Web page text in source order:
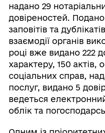
надано 29
довіреностей.
заповітів та
взаємодії органів
році вже видано 222
характеру, 150
соціальних справ,
послуг, видано 5
ведеться
облік та